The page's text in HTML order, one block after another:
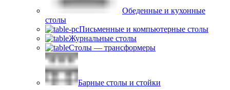
Обеденные и кухонные
столы
Письменные и компьютерные столы
Журнальные столы
Столы — трансформеры
Барные столы и стойки